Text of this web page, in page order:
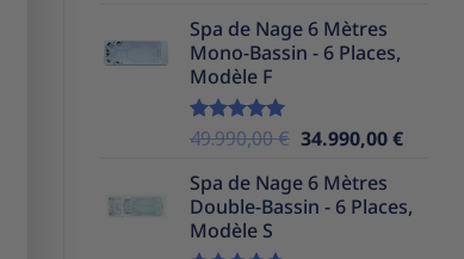
initial
était :
Spa de Nage 6 Mètres
Mono-Bassin - 6 Places,
Modèle F
Note5.00
49.990,00€ Le
initial
était :
34.990,00€Le
est :
Spa de Nage 6 Mètres
Double-Bassin - 6 Places,
Modèle S